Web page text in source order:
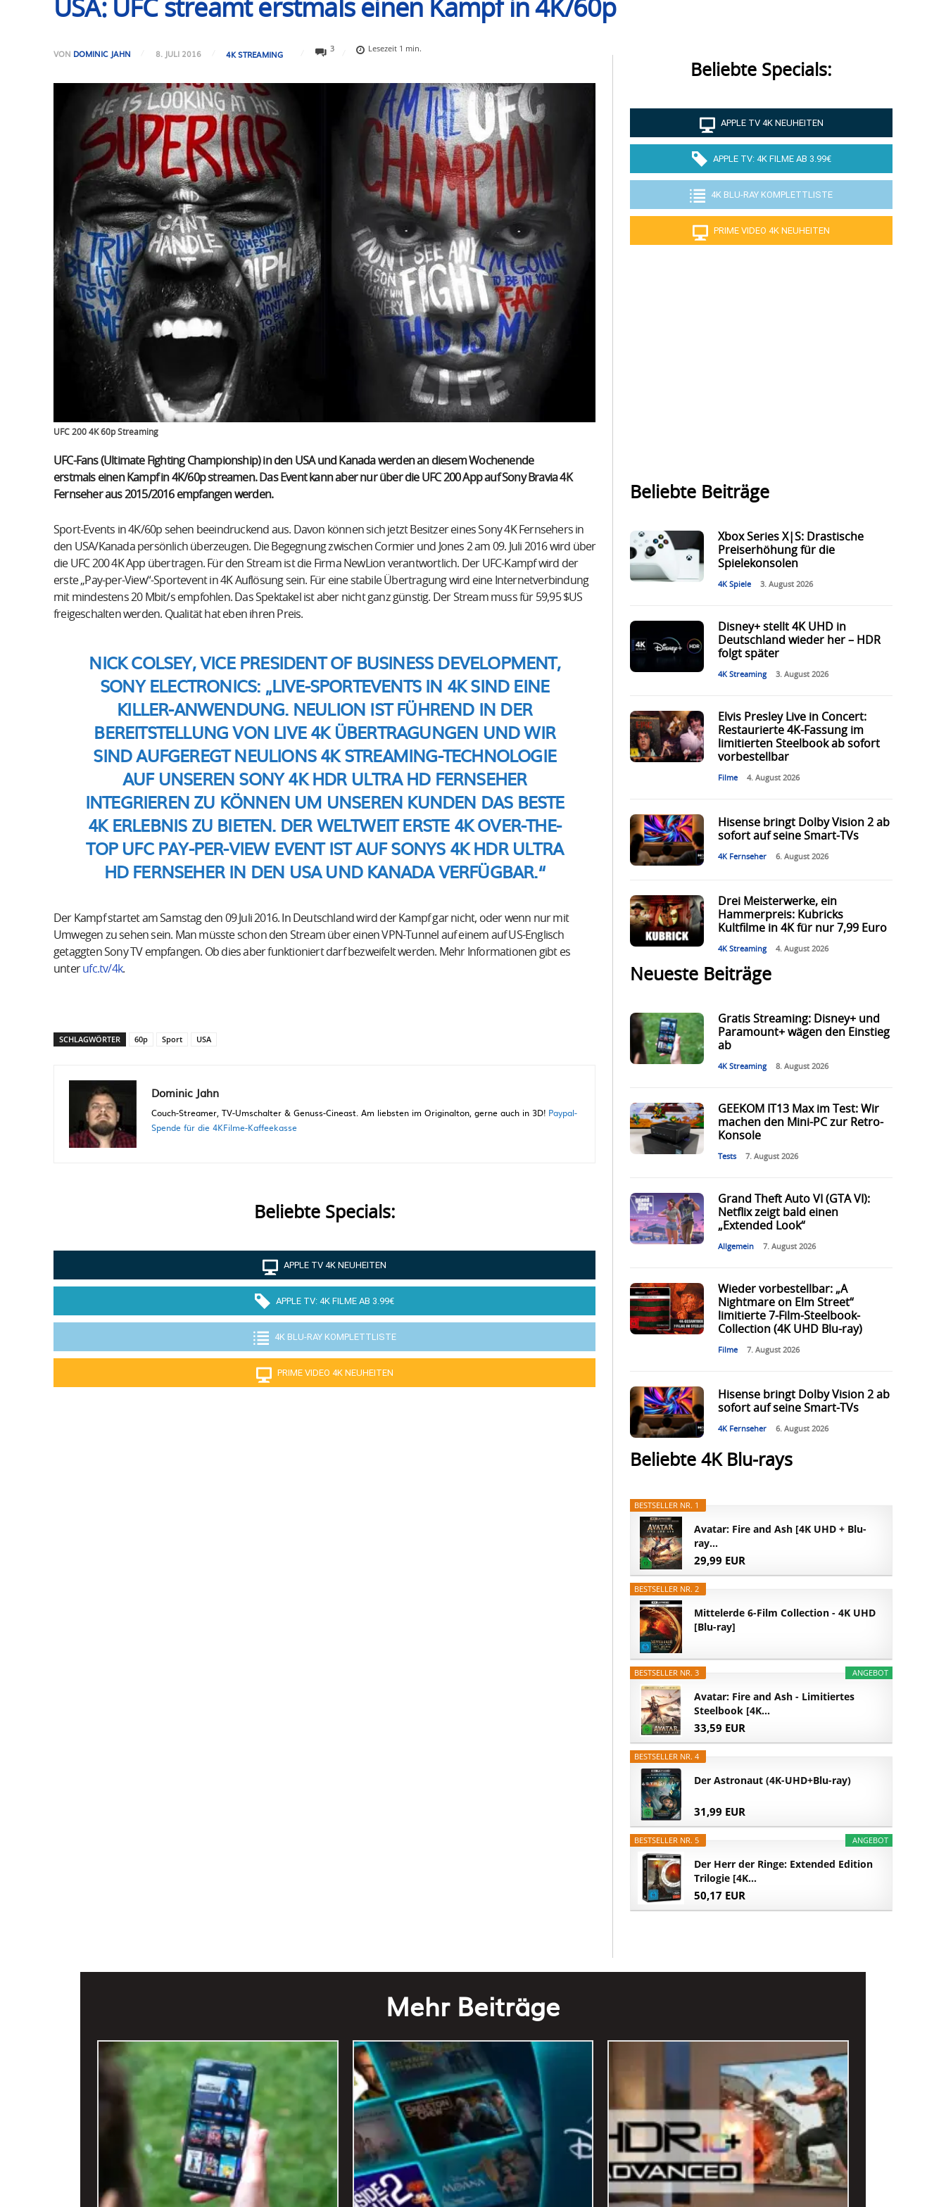
USA: UFC streamt erstmals einen Kampf in 4K/60p
VON DOMINIC JAHN 8. JULI 2016 4K STREAMING
3 Lesezeit 1 min.
UFC 200 4K 60p Streaming
UFC-Fans (Ultimate Fighting Championship) in den USA und Kanada werden an diesem Wochenende
erstmals einen Kampf in 4K/60p streamen. Das Event kann aber nur über die UFC 200 App auf Sony Bravia 4K
Fernseher aus 2015/2016 empfangen werden.
Sport-Events in 4K/60p sehen beeindruckend aus. Davon können sich jetzt Besitzer eines Sony 4K Fernsehers in
den USA/Kanada persönlich überzeugen. Die Begegnung zwischen Cormier und Jones 2 am 09. Juli 2016 wird über
die UFC 200 4K App übertragen. Für den Stream ist die Firma NewLion verantwortlich. Der UFC-Kampf wird der
erste „Pay-per-View“-Sportevent in 4K Auflösung sein. Für eine stabile Übertragung wird eine Internetverbindung
mit mindestens 20 Mbit/s empfohlen. Das Spektakel ist aber nicht ganz günstig. Der Stream muss für 59,95 $US
freigeschalten werden. Qualität hat eben ihren Preis.
NICK COLSEY, VICE PRESIDENT OF BUSINESS DEVELOPMENT,
SONY ELECTRONICS:„LIVE-SPORTEVENTS IN 4K SIND EINE
KILLER-ANWENDUNG. NEULION IST FÜHREND IN DER
BEREITSTELLUNG VON LIVE 4K ÜBERTRAGUNGEN UND WIR
SIND AUFGEREGT NEULIONS 4K STREAMING-TECHNOLOGIE
AUF UNSEREN SONY 4K HDR ULTRA HD FERNSEHER
INTEGRIEREN ZU KÖNNEN UM UNSEREN KUNDEN DAS BESTE
4K ERLEBNIS ZU BIETEN. DER WELTWEIT ERSTE 4K OVER-THE-
TOP UFC PAY-PER-VIEW EVENT IST AUF SONYS 4K HDR ULTRA
HD FERNSEHER IN DEN USA UND KANADA VERFÜGBAR.“
Der Kampf startet am Samstag den 09 Juli 2016. In Deutschland wird der Kampf gar nicht, oder wenn nur mit
Umwegen zu sehen sein. Man müsste schon den Stream über einen VPN-Tunnel auf einem auf US-Englisch
getaggten Sony TV empfangen. Ob dies aber funktioniert darf bezweifelt werden. Mehr Informationen gibt es
unterufc.tv/4k.
SCHLAGWÖRTER 60p Sport USA
Dominic Jahn
Couch-Streamer, TV-Umschalter & Genuss-Cineast. Am liebsten im Originalton, gerne auch in 3D! Paypal-
Spende für die 4KFilme-Kaffeekasse
Beliebte Specials:
APPLE TV 4K NEUHEITEN
APPLE TV: 4K FILME AB 3.99€
4K BLU-RAY KOMPLETTLISTE
PRIME VIDEO 4K NEUHEITEN
Beliebte Specials:
APPLE TV 4K NEUHEITEN
APPLE TV: 4K FILME AB 3.99€
4K BLU-RAY KOMPLETTLISTE
PRIME VIDEO 4K NEUHEITEN
Beliebte Beiträge
Xbox Series X|S: Drastische
Preiserhöhung für die
Spielekonsolen
4K Spiele 3. August 2026
Disney+ stellt 4K UHD in
Deutschland wieder her – HDR
folgt später
4K Streaming 3. August 2026
Elvis Presley Live in Concert:
Restaurierte 4K-Fassung im
limitierten Steelbook ab sofort
vorbestellbar
Filme 4. August 2026
Hisense bringt Dolby Vision 2 ab
sofort auf seine Smart-TVs
4K Fernseher 6. August 2026
Drei Meisterwerke, ein
Hammerpreis: Kubricks
Kultfilme in 4K für nur 7,99 Euro
4K Streaming 4. August 2026
Neueste Beiträge
Gratis Streaming: Disney+ und
Paramount+ wägen den Einstieg
ab
4K Streaming 8. August 2026
GEEKOM IT13 Max im Test: Wir
machen den Mini-PC zur Retro-
Konsole
Tests 7. August 2026
Grand Theft Auto VI (GTA VI):
Netflix zeigt bald einen
„Extended Look“
Allgemein 7. August 2026
Wieder vorbestellbar: „A
Nightmare on Elm Street“
limitierte 7-Film-Steelbook-
Collection (4K UHD Blu-ray)
Filme 7. August 2026
Hisense bringt Dolby Vision 2 ab
sofort auf seine Smart-TVs
4K Fernseher 6. August 2026
Beliebte 4K Blu-rays
BESTSELLER NR. 1
Avatar: Fire and Ash [4K UHD + Blu-
ray...
29,99 EUR
BESTSELLER NR. 2
Mittelerde 6-Film Collection - 4K UHD
[Blu-ray]
ANGEBOT
BESTSELLER NR. 3
Avatar: Fire and Ash - Limitiertes
Steelbook [4K...
33,59 EUR
BESTSELLER NR. 4
Der Astronaut (4K-UHD+Blu-ray)
31,99 EUR
ANGEBOT
BESTSELLER NR. 5
Der Herr der Ringe: Extended Edition
Trilogie [4K...
50,17 EUR
Mehr Beiträge